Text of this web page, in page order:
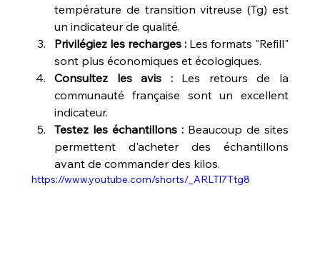
température de transition vitreuse (Tg​) est
un indicateur de qualité.
Privilégiez les recharges : Les formats "Refill"
sont plus économiques et écologiques.
Consultez les avis : Les retours de la
communauté française sont un excellent
indicateur.
Testez les échantillons : Beaucoup de sites
permettent d'acheter des échantillons
avant de commander des kilos.
https://www.youtube.com/shorts/_ARLTl7Ttg8